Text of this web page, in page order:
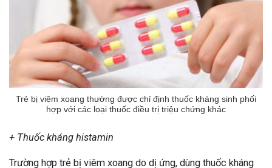
Trẻ bị viêm xoang thường được chỉ định thuốc kháng sinh phối
hợp với các loại thuốc điều trị triệu chứng khác
+ Thuốc kháng histamin
Trường hợp trẻ bị viêm xoang do dị ứng, dùng thuốc kháng